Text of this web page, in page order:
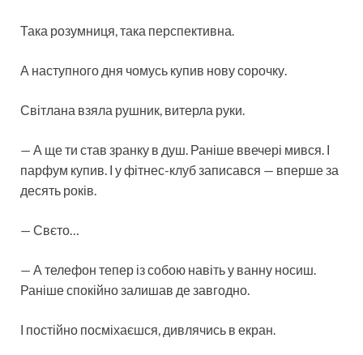
Така розумниця, така перспективна.
А наступного дня чомусь купив нову сорочку.
Світлана взяла рушник, витерла руки.
— А ще ти став зранку в душ. Раніше ввечері мився. І
парфум купив. І у фітнес-клуб записався — вперше за
десять років.
— Свєто…
— А телефон тепер із собою навіть у ванну носиш.
Раніше спокійно залишав де завгодно.
І постійно посміхаєшся, дивлячись в екран.